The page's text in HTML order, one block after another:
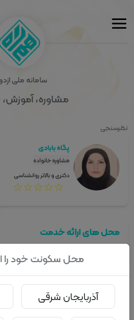
سامانه ملی
مشاوره،
بیوگرافی مشاور
کاندیدای دکتری تخصصی روان شناسی ،
نظرسنجی
پگاه بابادی
مشاوره خانواده
دکتری و بالاتر روانشناسی
☆☆☆☆☆
محل های ارائه خدمت
محل سکونت خود را
آذربایجان شرقی